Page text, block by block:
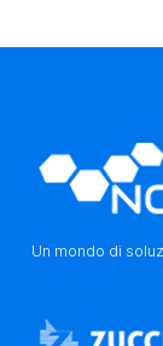
Un mondo di